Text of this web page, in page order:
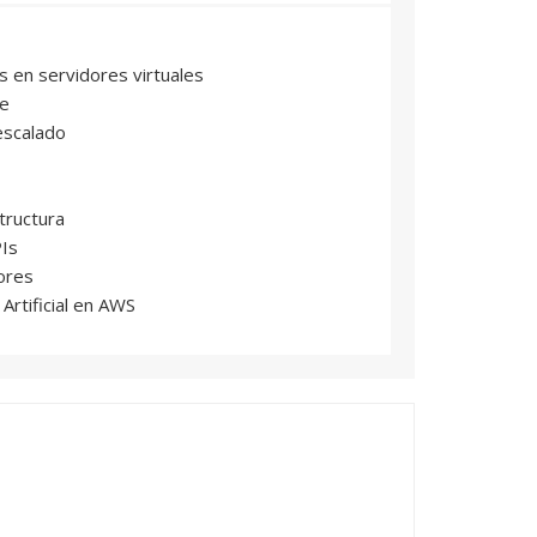
en servidores virtuales
en AWS